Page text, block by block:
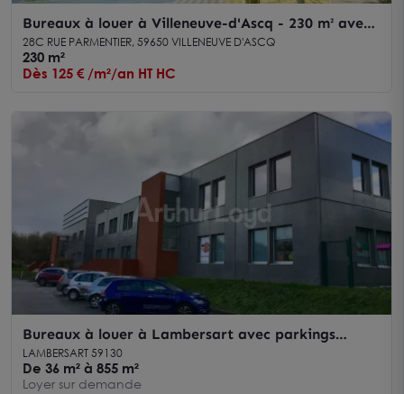
Bureaux à louer à Villeneuve-d'Ascq - 230 m² avec
grande terrasse et environnement arboré
28C RUE PARMENTIER, 59650 VILLENEUVE D'ASCQ
230 m²
Dès 125 € /m²/an HT HC
Bureaux à louer à Lambersart avec parkings
privatifs et surfaces modulables
LAMBERSART 59130
De 36 m² à 855 m²
Loyer sur demande